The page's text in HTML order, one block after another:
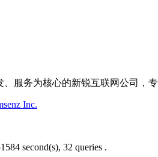
服务为核心的新锐互联网公司，
Inc.
second(s), 32 queries .